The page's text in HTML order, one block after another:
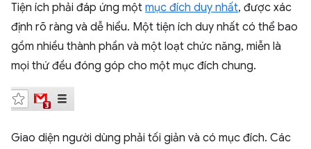
Tiện ích phải đáp ứng một mục đích duy nhất, được xác
định rõ ràng và dễ hiểu. Một tiện ích duy nhất có thể bao
gồm nhiều thành phần và một loạt chức năng, miễn là
mọi thứ đều đóng góp cho một mục đích chung.
Giao diện người dùng phải tối giản và có mục đích. Các